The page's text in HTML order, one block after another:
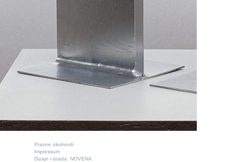
Pravne okolnosti
Impressum
Dizajn i izrada: NOVENA